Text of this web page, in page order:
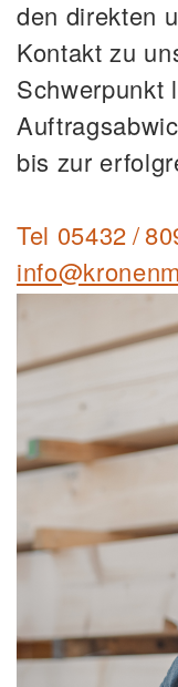
den direkten
Kontakt zu
Schwerpunkt
bis zur
Tel 05432 /